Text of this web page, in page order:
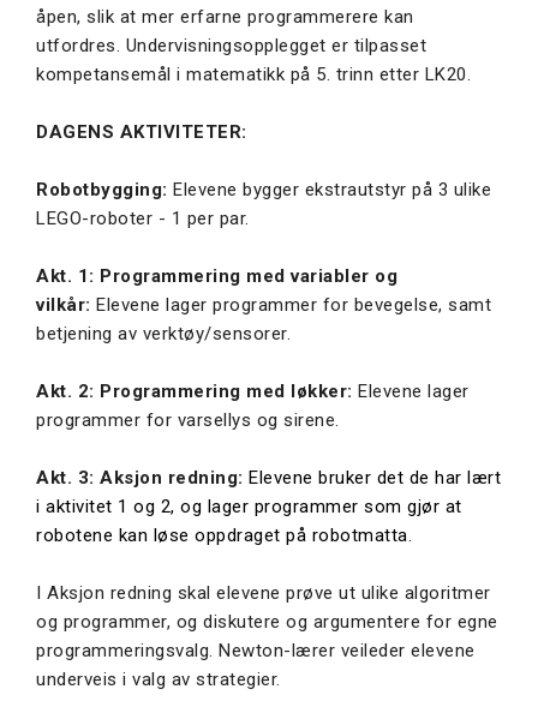
åpen, slik at mer erfarne programmerere kan
utfordres. Undervisningsopplegget er tilpasset
kompetansemål i matematikk på 5. trinn etter LK20.
DAGENS AKTIVITETER:
Robotbygging: Elevene bygger ekstrautstyr på 3 ulike
LEGO-roboter - 1 per par.
Akt. 1: Programmering med variabler og
vilkår: Elevene lager programmer for bevegelse, samt
betjening av verktøy/sensorer.
Akt. 2: Programmering med løkker: Elevene lager
programmer for varsellys og sirene.
Akt. 3: Aksjon redning: Elevene bruker det de har lært
i aktivitet 1 og 2, og lager programmer som gjør at
robotene kan løse oppdraget på robotmatta.
I Aksjon redning skal elevene prøve ut ulike algoritmer
og programmer, og diskutere og argumentere for egne
programmeringsvalg. Newton-lærer veileder elevene
underveis i valg av strategier.